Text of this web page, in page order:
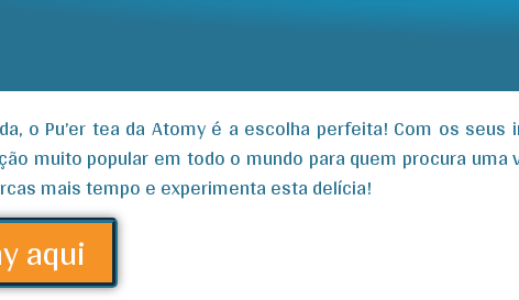
o Pu’er tea da Atomy é a escolha perfeita! Com os seus
muito popular em todo o mundo para quem procura uma
mais tempo e experimenta esta delícia!
aqui